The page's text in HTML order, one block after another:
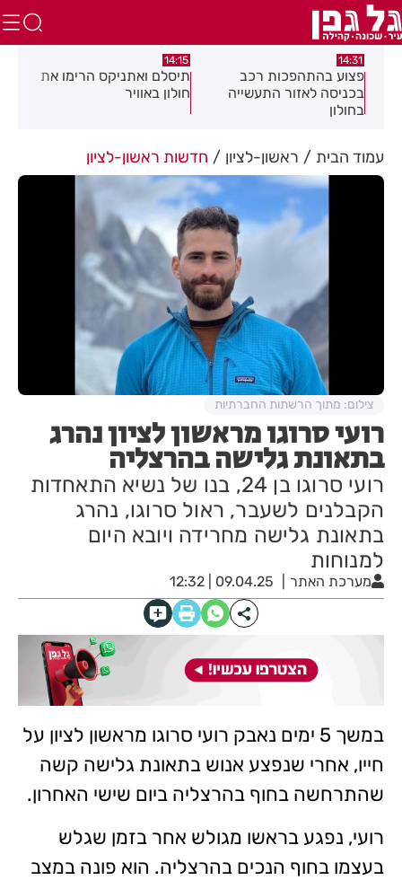
בהתהפכות רכב
לאזור התעשייה
תיסלם ואתניקס הרימו את
חולון באוויר
פצוע
עמוד הבית ראשון-לציון חדשות ראשון-לציון
רועי סרוגו מראשון לציון נהרג
בתאונת גלישה בהרצליה
רועי סרוגו בן 24, בנו של נשיא התאחדות
הקבלנים לשעבר, ראול סרוגו, נהרג
בתאונת גלישה מחרידה ויובא היום
למנוחות
מערכת האתר 09.04.25 | 12:32
צילום: מתוך הרשתות החברתיות
במשך 5 ימים נאבק רועי סרוגו מראשון לציון על
חייו, אחרי שנפצע אנוש בתאונת גלישה קשה
שהתרחשה בחוף בהרצליה ביום שישי האחרון.
רועי, נפגע בראשו מגולש אחר בזמן שגלש
בעצמו בחוף הנכים בהרצליה. הוא פונה במצב